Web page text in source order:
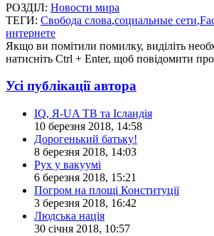
РОЗДІЛ: Новости мира
ТЕГИ: Свобода слова,социальные сети,
интернете
Якщо ви помітили помилку, виділіть
натисніть Ctrl + Enter, щоб повідомити
Усі публікації автора
IQ, Я-UA ТВ та Ісландія
10 березня 2018, 14:58
Дорогенький батьку!
8 березня 2018, 14:03
Рух у вакуумі
6 березня 2018, 15:21
Погром на площі Конституції
3 березня 2018, 16:42
Людська нація
30 січня 2018, 10:57